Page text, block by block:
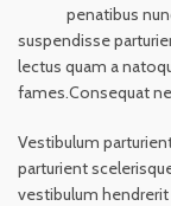
penatibus
suspendisse
lectus quam a
fames.Consequat
Vestibulum
parturient
vestibulum